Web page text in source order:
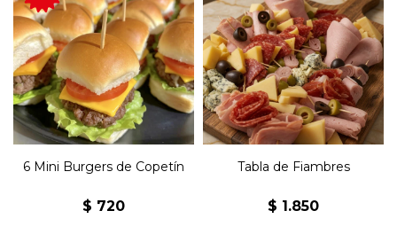
6 mini burgers de copetín
con lechuga, tomate, queso
cheddar y mayonesa.
6 Mini Burgers de Copetín
$ 720
Tabla de fiambres con
jamón, salame, lomito,
bondiola, queso parmesano,
queso colonia, queso
roquefort, aceitunas verdes y
aceitunas negras.
Acompañado de 12 pancitos
saborizados.
Tabla de Fiambres
$ 1.850